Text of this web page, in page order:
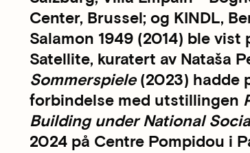
Center, Brussel; og KINDL,
Salamon 1949 (2014) ble
Satellite, kuratert av Nataša
Sommerspiele(2023) hadde
forbindelse med utstillingen
Building under National
2024 på Centre Pompidou i